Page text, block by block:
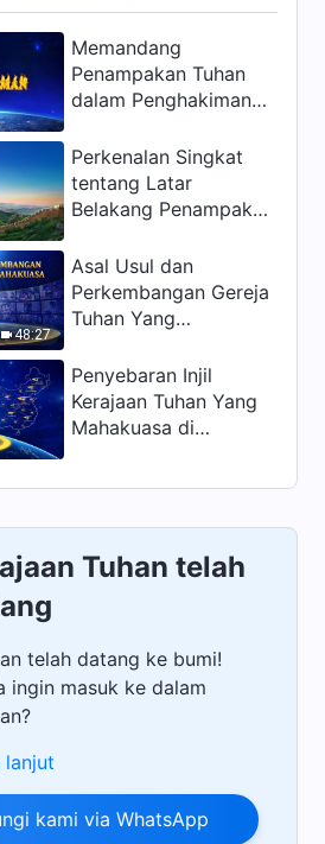
Memandang
Penampakan Tuhan
dalam Penghakiman
Perkenalan Singkat
tentang Latar
Belakang Penampakan
Akhir Zaman di
Tiongkok
48:27
Asal Usul dan
Perkembangan Gereja
Tuhan Yang
Penyebaran Injil
Kerajaan Tuhan Yang
Mahakuasa di
Tuhan telah
telah datang ke bumi!
ingin masuk ke dalam
lanjut
kami via WhatsApp